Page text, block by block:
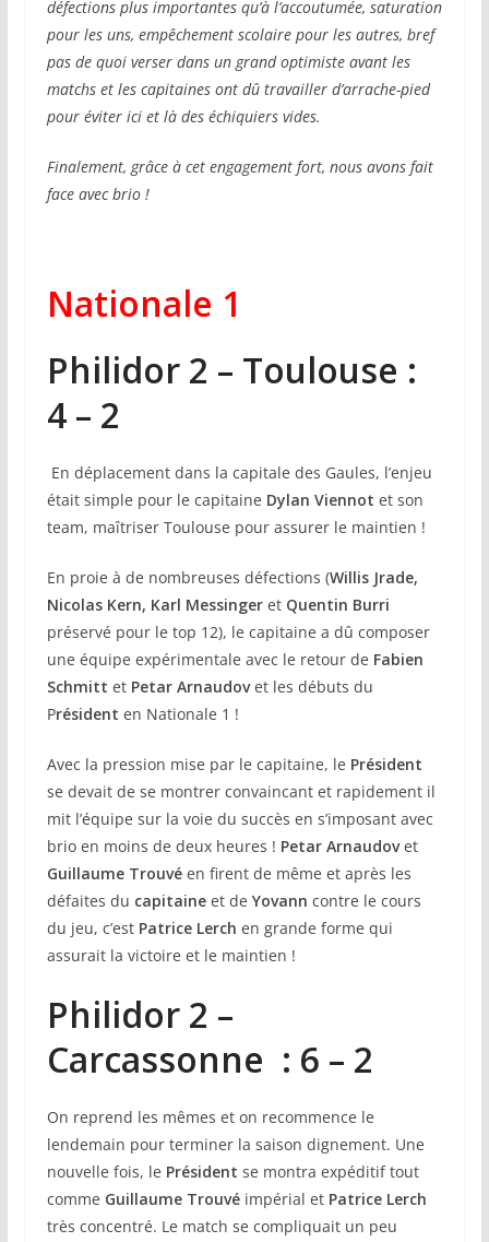
défections plus importantes qu’à l’accoutumée, saturation
pour les uns, empêchement scolaire pour les autres, bref
pas de quoi verser dans un grand optimiste avant les
matchs et les capitaines ont dû travailler d’arrache-pied
pour éviter ici et là des échiquiers vides.
Finalement, grâce à cet engagement fort, nous avons fait
face avec brio !
Nationale 1
Philidor 2 – Toulouse :
4 – 2
En déplacement dans la capitale des Gaules, l’enjeu
était simple pour le capitaine Dylan Viennot et son
team, maîtriser Toulouse pour assurer le maintien !
En proie à de nombreuses défections (Willis Jrade,
Nicolas Kern, Karl Messingeret Quentin Burri
préservé pour le top 12), le capitaine a dû composer
une équipe expérimentale avec le retour de Fabien
Schmitt etPetar Arnaudovet les débuts du
Président en Nationale 1 !
Avec la pression mise par le capitaine, le Président
se devait de se montrer convaincant et rapidement il
mit l’équipe sur la voie du succès en s’imposant avec
brio en moins de deux heures ! Petar Arnaudovet
Guillaume Trouvéen firent de même et après les
défaites du capitaineet de Yovann contre le cours
du jeu, c’est Patrice Lerch en grande forme qui
assurait la victoire et le maintien !
Philidor 2 –
Carcassonne : 6 – 2
On reprend les mêmes et on recommence le
lendemain pour terminer la saison dignement. Une
nouvelle fois, le Président se montra expéditif tout
comme Guillaume Trouvéimpérial et Patrice Lerch
très concentré. Le match se compliquait un peu